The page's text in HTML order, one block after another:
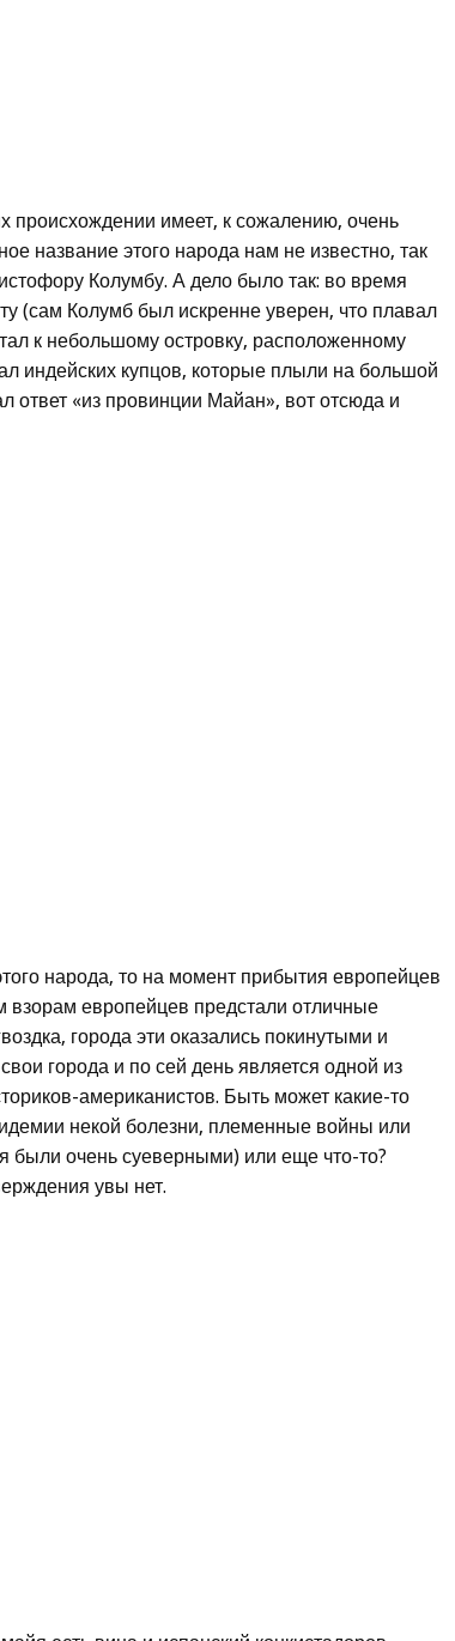
происхождении имеет, к сожалению, очень
название этого народа нам не известно, так
Колумбу. А дело было так: во время
(сам Колумб был искренне уверен, что плавал
к небольшому островку, расположенному
индейских купцов, которые плыли на большой
ответ «из провинции Майан», вот отсюда и
народа, то на момент прибытия европейцев
взорам европейцев предстали отличные
города эти оказались покинутыми и
города и по сей день является одной из
американистов. Быть может какие-то
некой болезни, племенные войны или
были очень суеверными) или еще что-то?
увы нет.